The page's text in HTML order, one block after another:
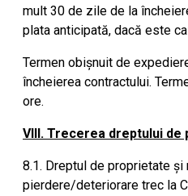
mult 30 de zile de la
plata anticipată, dacă este
Termen obișnuit de
încheierea contractului.
ore.
VIII. Trecerea dreptului de
8.1. Dreptul de proprietate și
pierdere/deteriorare trec la